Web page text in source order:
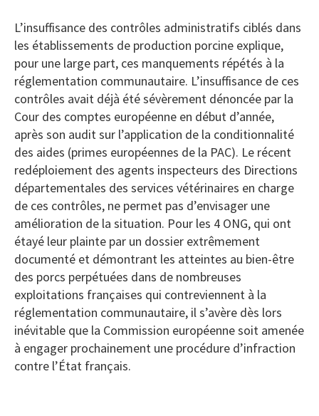
L’insuffisance des contrôles administratifs ciblés dans
les établissements de production porcine explique,
pour une large part, ces manquements répétés à la
réglementation communautaire. L’insuffisance de ces
contrôles avait déjà été sévèrement dénoncée par la
Cour des comptes européenne en début d’année,
après son audit sur l’application de la conditionnalité
des aides (primes européennes de la PAC). Le récent
redéploiement des agents inspecteurs des Directions
départementales des services vétérinaires en charge
de ces contrôles, ne permet pas d’envisager une
amélioration de la situation. Pour les 4 ONG, qui ont
étayé leur plainte par un dossier extrêmement
documenté et démontrant les atteintes au bien-être
des porcs perpétuées dans de nombreuses
exploitations françaises qui contreviennent à la
réglementation communautaire, il s’avère dès lors
inévitable que la Commission européenne soit amenée
à engager prochainement une procédure d’infraction
contre l’État français.